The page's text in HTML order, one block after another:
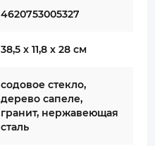
4620753005327
38,5 х 11,8 х 28 см
содовое стекло,
дерево сапеле,
гранит, нержавеющая
сталь